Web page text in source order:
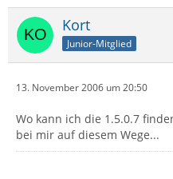
Kort
Junior-Mitglied
13. November 2006 um 20:50
Wo kann ich die 1.5.0.7
bei mir auf diesem Wege...